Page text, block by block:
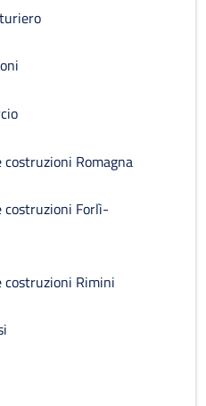
Romagna
costruzioni Forlì-
costruzioni Rimini